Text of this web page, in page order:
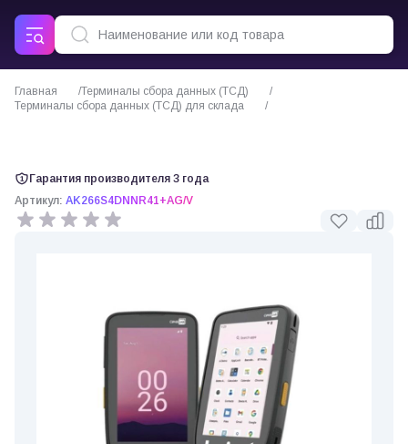
Главная
Терминалы сбора данных (ТСД)
Терминалы сбора данных (ТСД) для склада
Гарантия производителя 3 года
Артикул: AK266S4DNNR41+AG/V